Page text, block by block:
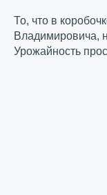
То, что в
Владимировича,
Урожайность